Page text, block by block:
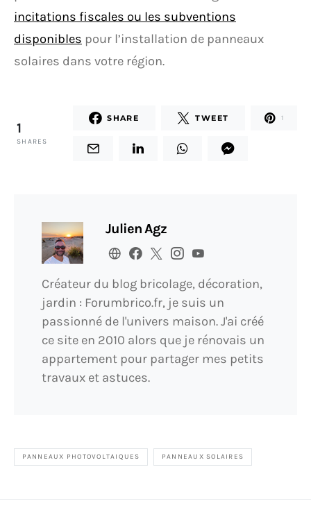
incitations fiscales ou les subventions
disponibles pour l’installation de panneaux
solaires dans votre région.
1
SHARES
SHARE TWEET 1
Julien Agz
Créateur du blog bricolage, décoration,
jardin : Forumbrico.fr, je suis un
passionné de l'univers maison. J'ai créé
ce site en 2010 alors que je rénovais un
appartement pour partager mes petits
travaux et astuces.
PANNEAUX PHOTOVOLTAIQUES PANNEAUX SOLAIRES